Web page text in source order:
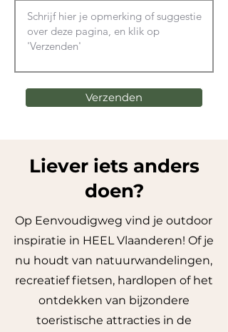
Verzenden
Liever iets anders
doen?
Op Eenvoudigweg vind je outdoor
inspiratie in HEEL Vlaanderen! Of je
nu houdt van natuurwandelingen,
recreatief fietsen, hardlopen of het
ontdekken van bijzondere
toeristische attracties in de